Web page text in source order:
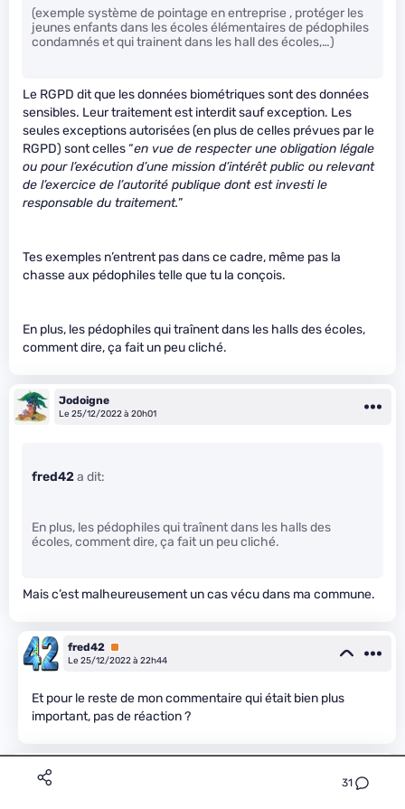
31
(exemple système de pointage en entreprise , protéger les
jeunes enfants dans les écoles élémentaires de pédophiles
condamnés et qui trainent dans les hall des écoles,…)
Le RGPD dit que les données biométriques sont des données
sensibles. Leur traitement est interdit sauf exception. Les
seules exceptions autorisées (en plus de celles prévues par le
RGPD) sont celles “en vue de respecter une obligation légale
ou pour l’exécution d’une mission d’intérêt public ou relevant
de l’exercice de l’autorité publique dont est investi le
responsable du traitement.”
Tes exemples n’entrent pas dans ce cadre, même pas la
chasse aux pédophiles telle que tu la conçois.
En plus, les pédophiles qui traînent dans les halls des écoles,
comment dire, ça fait un peu cliché.
Jodoigne
Le 25/12/2022 à 20h01
fred42a dit:
En plus, les pédophiles qui traînent dans les halls des
écoles, comment dire, ça fait un peu cliché.
Mais c’est malheureusement un cas vécu dans ma commune.
fred42 Premium
Le 25/12/2022 à 22h44
Et pour le reste de mon commentaire qui était bien plus
important, pas de réaction ?